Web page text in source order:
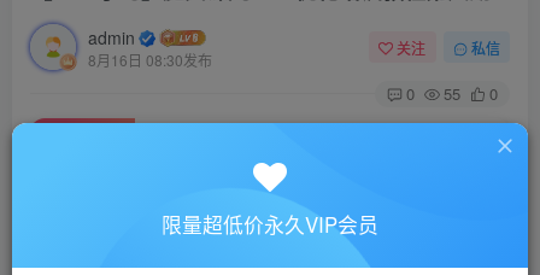
admin
8月16日 08:30发布
关注 私信
0 55 0
【SEO学习】魔贝课凡SEO优化培训教程第六期
此内容为付费资源，请付费后查看
10
付费资源
限量超低价永久VIP会员